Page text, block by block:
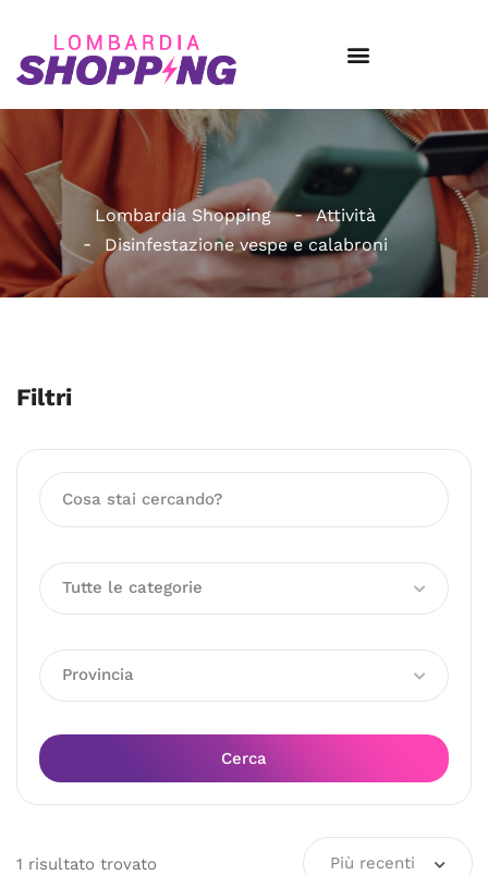
Lombardia Shopping
Attività
Disinfestazione vespe e calabroni
Filtri
Tutte le categorie
Provincia
Cerca
1 risultato trovato Più recenti